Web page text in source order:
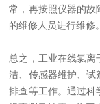
常，再按照仪器的故
的维修人员进行维修。
总之，工业在线氯离
洁、传感器维护、试
排查等工作。通过科